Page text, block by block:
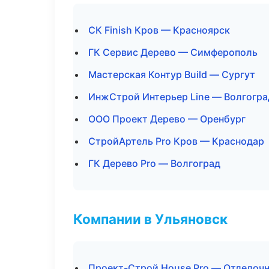
СК Finish Кров — Красноярск
ГК Сервис Дерево — Симферополь
Мастерская Контур Build — Сургут
ИнжСтрой Интерьер Line —
ООО Проект Дерево — Оренбург
СтройАртель Pro Кров — Краснодар
ГК Дерево Pro — Волгоград
Компании в Ульяновск